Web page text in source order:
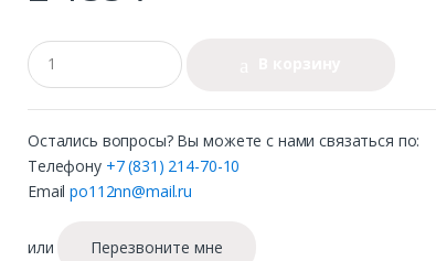
Остались вопросы? Вы можете с нами связаться по:
Телефону +7 (831) 214-70-10
Emailpo112nn@mail.ru
или Перезвоните мне